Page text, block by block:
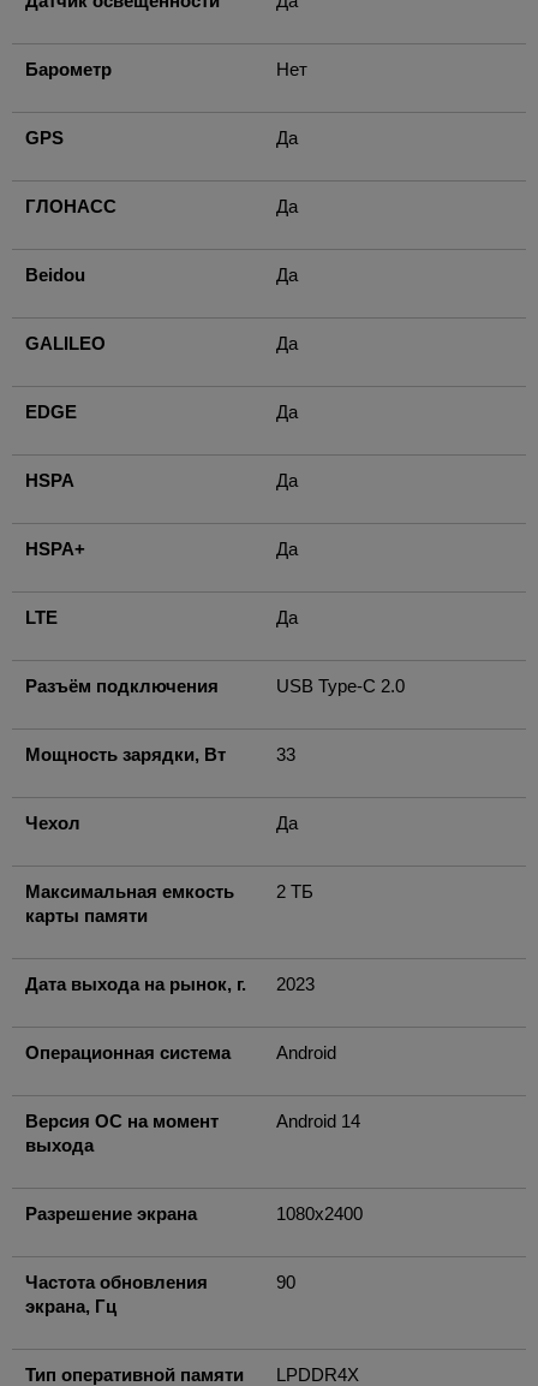
Барометр Нет
GPS Да
ГЛОНАСС Да
Beidou Да
GALILEO Да
EDGE Да
HSPA Да
HSPA+ Да
LTE Да
Разъём подключения USB Type-C 2.0
Мощность зарядки, Вт 33
Чехол Да
Максимальная емкость
карты памяти
2 ТБ
Дата выхода на рынок, г. 2023
Операционная система Android
Версия ОС на момент
выхода
Android 14
Разрешение экрана 1080x2400
Частота обновления
экрана, Гц
90
Тип оперативной памяти LPDDR4X